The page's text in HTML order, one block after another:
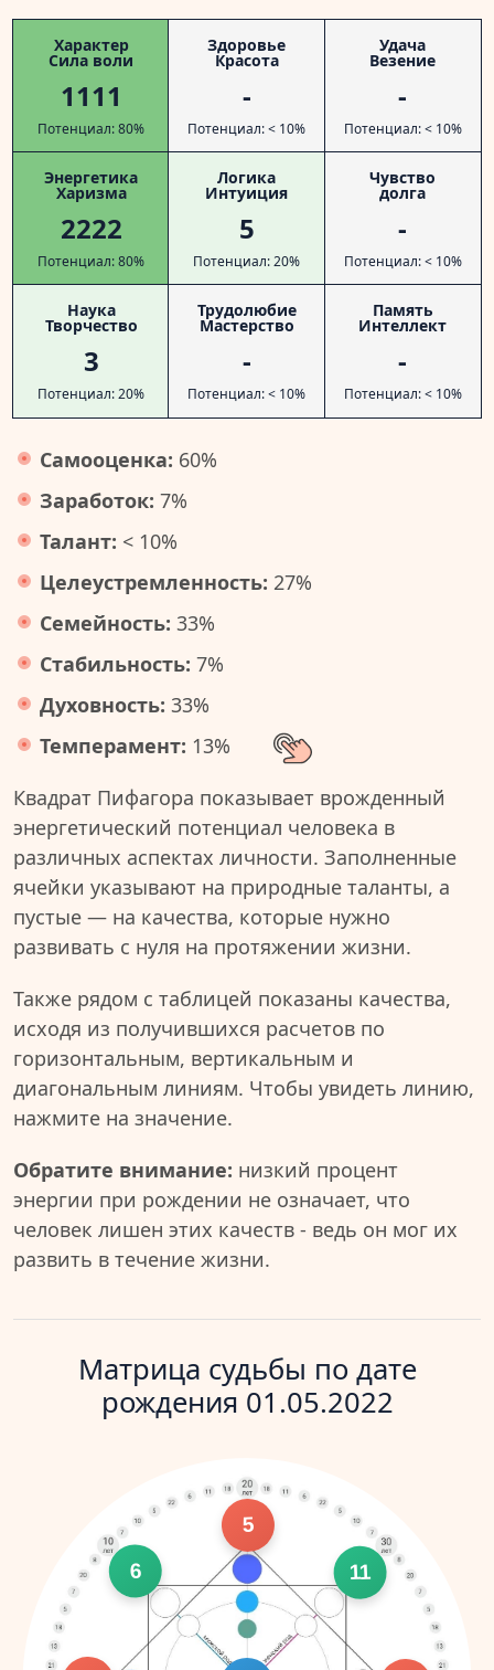
Характер
Сила воли
1111
Потенциал: 80%
Здоровье
Красота
-
Потенциал: < 10%
Удача
Везение
-
Потенциал: < 10%
Энергетика
Харизма
2222
Потенциал: 80%
Логика
Интуиция
5
Потенциал: 20%
Чувство
долга
-
Потенциал: < 10%
Наука
Творчество
3
Потенциал: 20%
Трудолюбие
Мастерство
-
Потенциал: < 10%
Память
Интеллект
-
Потенциал: < 10%
Самооценка: 60%
Заработок: 7%
Талант: < 10%
Целеустремленность: 27%
Семейность: 33%
Стабильность: 7%
Духовность: 33%
Темперамент: 13%
Квадрат Пифагора показывает врожденный
энергетический потенциал человека в
различных аспектах личности. Заполненные
ячейки указывают на природные таланты, а
пустые — на качества, которые нужно
развивать с нуля на протяжении жизни.
Также рядом с таблицей показаны качества,
исходя из получившихся расчетов по
горизонтальным, вертикальным и
диагональным линиям. Чтобы увидеть линию,
нажмите на значение.
Обратите внимание: низкий процент
энергии при рождении не означает, что
человек лишен этих качеств - ведь он мог их
развить в течение жизни.
Матрица судьбы по дате
рождения 01.05.2022
5
6 11